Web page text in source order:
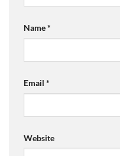
Name*
Email *
Website